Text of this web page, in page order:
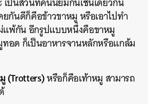
ยกันดีก็คือข้าวขาหมูหรือเอาไปทำ
แพ้กันอีกรูปแบบหนึ่งคือขาหมู
ทอดก็เป็นอาหารจานหลักหรือแกล้ม
(Trotters)หรือก็คือเท้าหมูสามารถ